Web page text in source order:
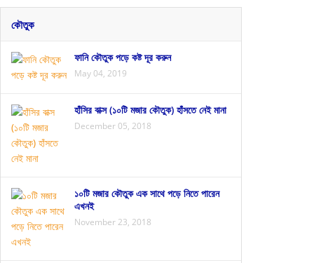
কৌতুক
ফানি কৌতুক পড়ে কষ্ট দূর করুন
May 04, 2019
হাঁসির বাক্স (১০টি মজার কৌতুক) হাঁসতে নেই মানা
December 05, 2018
১০টি মজার কৌতুক এক সাথে পড়ে নিতে পারেন
এখনই
November 23, 2018